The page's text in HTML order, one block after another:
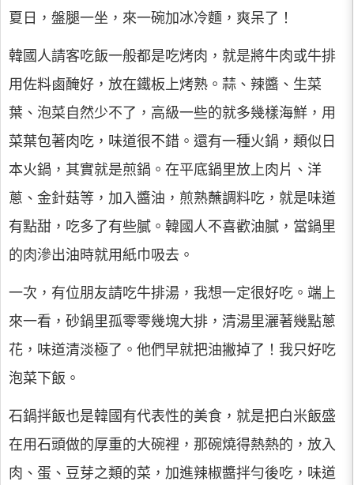
夏日，盤腿一坐，來一碗加冰冷麵，爽呆了！
韓國人請客吃飯一般都是吃烤肉，就是將牛肉或牛排
用佐料鹵醃好，放在鐵板上烤熟。蒜、辣醬、生菜
葉、泡菜自然少不了，高級一些的就多幾樣海鮮，用
菜葉包著肉吃，味道很不錯。還有一種火鍋，類似日
本火鍋，其實就是煎鍋。在平底鍋里放上肉片、洋
蔥、金針菇等，加入醬油，煎熟蘸調料吃，就是味道
有點甜，吃多了有些膩。韓國人不喜歡油膩，當鍋里
的肉滲出油時就用紙巾吸去。
一次，有位朋友請吃牛排湯，我想一定很好吃。端上
來一看，砂鍋里孤零零幾塊大排，清湯里灑著幾點蔥
花，味道清淡極了。他們早就把油撇掉了！我只好吃
泡菜下飯。
石鍋拌飯也是韓國有代表性的美食，就是把白米飯盛
在用石頭做的厚重的大碗裡，那碗燒得熱熱的，放入
肉、蛋、豆芽之類的菜，加進辣椒醬拌勻後吃，味道